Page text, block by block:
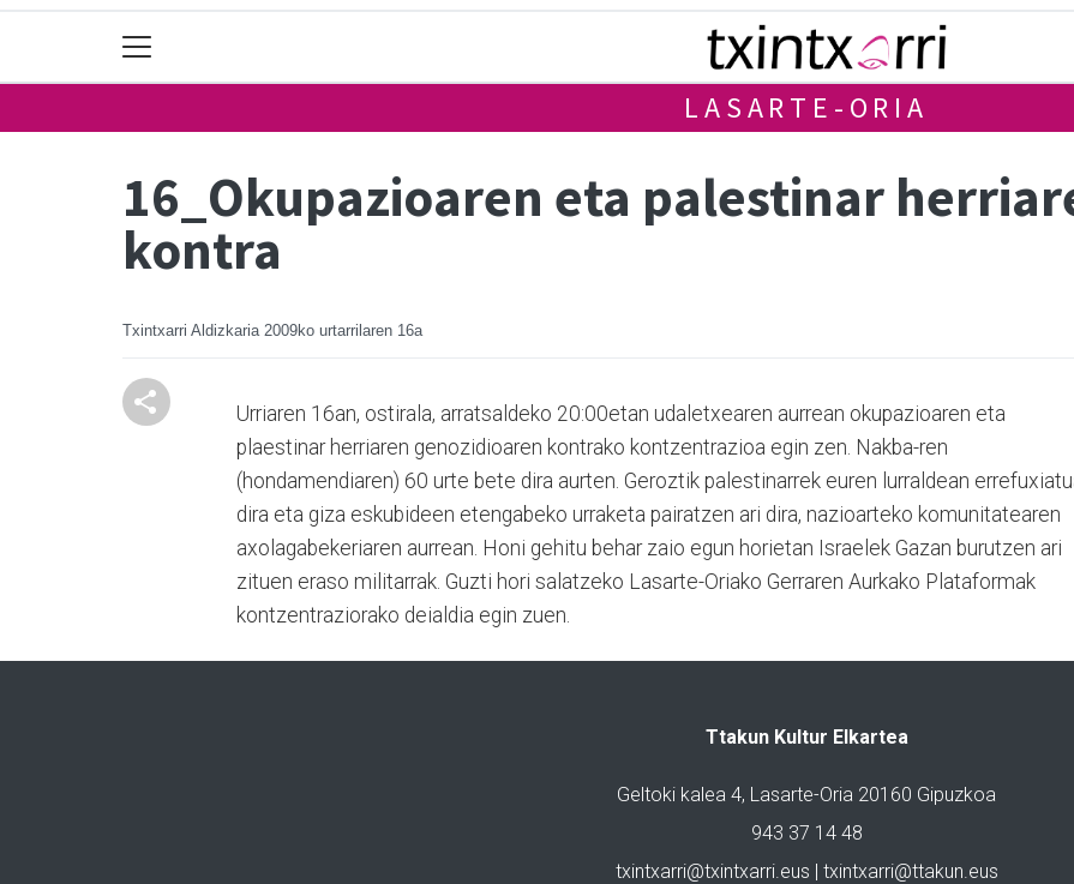
LASARTE-ORIA
16_Okupazioaren eta palestinar
kontra
Txintxarri Aldizkaria 2009ko urtarrilaren 16a
Urriaren 16an, ostirala, arratsaldeko 20:00etan udaletxearen aurrean okupazioaren eta
plaestinar herriaren genozidioaren kontrako kontzentrazioa egin zen. Nakba-ren
(hondamendiaren) 60 urte bete dira aurten. Geroztik palestinarrek euren lurraldean
dira eta giza eskubideen etengabeko urraketa pairatzen ari dira, nazioarteko komunitatearen
axolagabekeriaren aurrean. Honi gehitu behar zaio egun horietan Israelek Gazan burutzen ari
zituen eraso militarrak. Guzti hori salatzeko Lasarte-Oriako Gerraren Aurkako Plataformak
kontzentraziorako deialdia egin zuen.
Ttakun Kultur Elkartea
Geltoki kalea 4, Lasarte-Oria 20160 Gipuzkoa
943 37 14 48
txintxarri@txintxarri.eus | txintxarri@ttakun.eus